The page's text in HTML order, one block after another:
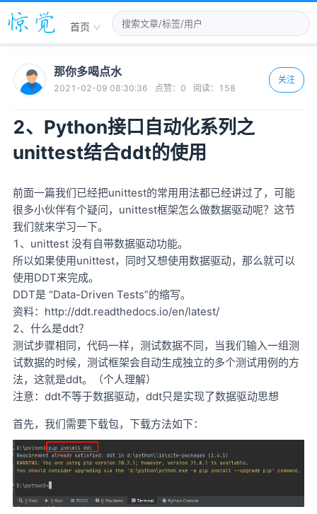
首页
那你多喝点水
2021-02-09 08:30:36 点赞： 0 阅读： 158
关注
2、Python接口自动化系列之
unittest结合ddt的使用
前面一篇我们已经把unittest的常用用法都已经讲过了，可能
很多小伙伴有个疑问，unittest框架怎么做数据驱动呢？这节
我们就来学习一下。
1、unittest 没有自带数据驱动功能。
所以如果使用unittest，同时又想使用数据驱动，那么就可以
使用DDT来完成。
DDT是 “Data-Driven Tests”的缩写。
资料：http://ddt.readthedocs.io/en/latest/
2、什么是ddt？
测试步骤相同，代码一样，测试数据不同，当我们输入一组测
试数据的时候，测试框架会自动生成独立的多个测试用例的方
法，这就是ddt。（个人理解）
注意：ddt不等于数据驱动，ddt只是实现了数据驱动思想
首先，我们需要下载包，下载方法如下：